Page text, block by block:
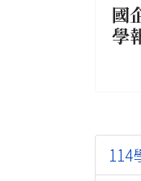
國
學
114